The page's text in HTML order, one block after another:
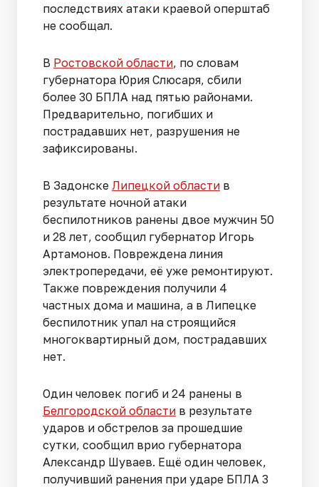
последствиях атаки краевой оперштаб
не сообщал.
В Ростовской области, по словам
губернатора Юрия Слюсаря, сбили
более 30 БПЛА над пятью районами.
Предварительно, погибших и
пострадавших нет, разрушения не
зафиксированы.
В Задонске Липецкой области в
результате ночной атаки
беспилотников ранены двое мужчин 50
и 28 лет, сообщил губернатор Игорь
Артамонов. Повреждена линия
электропередачи, её уже ремонтируют.
Также повреждения получили 4
частных дома и машина, а в Липецке
беспилотник упал на строящийся
многоквартирный дом, пострадавших
нет.
Один человек погиб и 24 ранены в
Белгородской области в результате
ударов и обстрелов за прошедшие
сутки, сообщил врио губернатора
Александр Шуваев. Ещё один человек,
получивший ранения при ударе БПЛА 3